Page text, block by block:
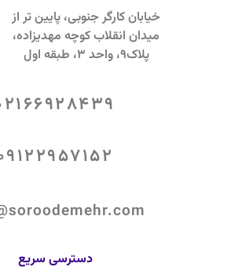
خیابان کارگر جنوبی، پایین تر از
میدان انقلاب کوچه مهدیزاده،
پلاک9، واحد 3، طبقه اول
دسترسی سریع